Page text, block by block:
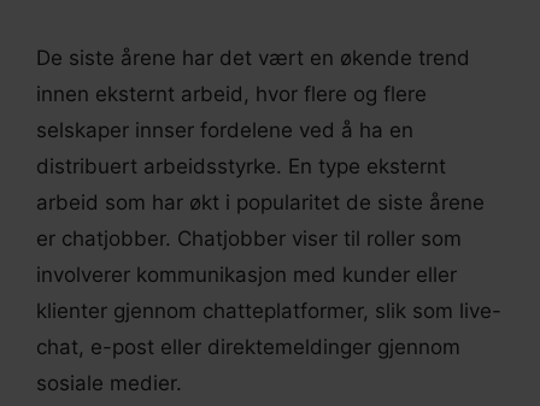
De siste årene har det vært en økende trend
innen eksternt arbeid, hvor flere og flere
selskaper innser fordelene ved å ha en
distribuert arbeidsstyrke. En type eksternt
arbeid som har økt i popularitet de siste årene
er chatjobber. Chatjobber viser til roller som
involverer kommunikasjon med kunder eller
klienter gjennom chatteplatformer, slik som live-
chat, e-post eller direktemeldinger gjennom
sosiale medier.